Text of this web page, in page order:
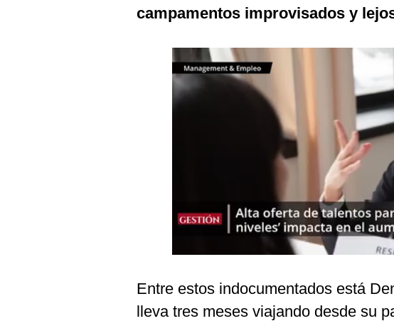
campamentos improvisados y
Entre estos indocumentados está
lleva tres meses viajando desde su